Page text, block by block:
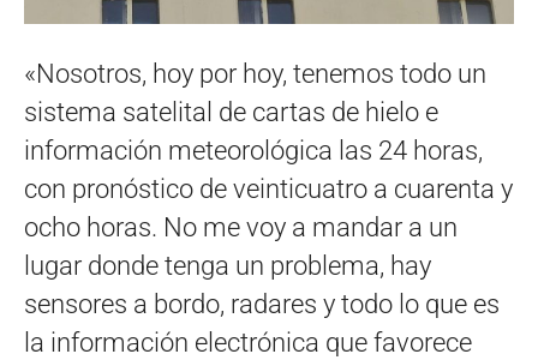
«Nosotros, hoy por hoy, tenemos todo un
sistema satelital de cartas de hielo e
información meteorológica las 24 horas,
con pronóstico de veinticuatro a cuarenta y
ocho horas. No me voy a mandar a un
lugar donde tenga un problema, hay
sensores a bordo, radares y todo lo que es
la información electrónica que favorece